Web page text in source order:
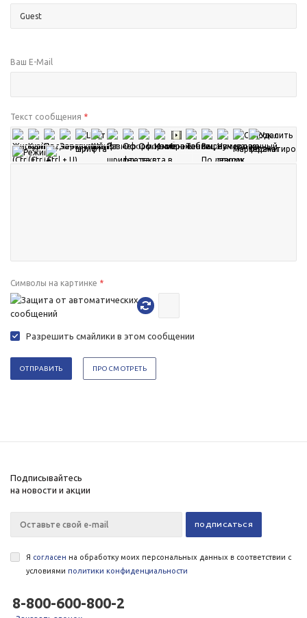
Ваш E-Mail
Текст сообщения *
Символы на картинке *
Разрешить смайлики в этом сообщении
Подписывайтесь
на новости и акции
Я согласен на обработку моих персональных данных в соответствии с
условиями политики конфиденциальности
8-800-600-800-2